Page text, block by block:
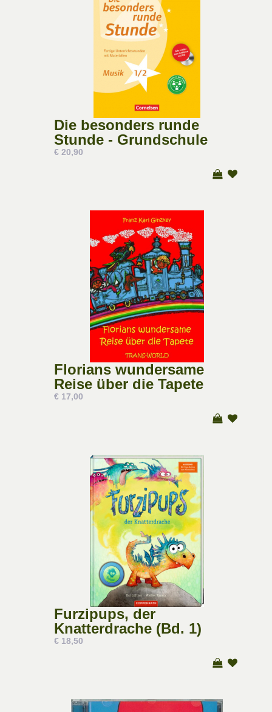
Die besonders runde
Stunde - Grundschule
€ 20,90
Florians wundersame
Reise über die Tapete
€ 17,00
Furzipups, der
Knatterdrache (Bd. 1)
€ 18,50